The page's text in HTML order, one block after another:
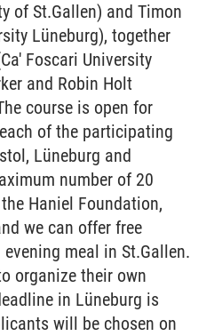
of St.Gallen) and Timon
Lüneburg), together
Foscari University
and Robin Holt
course is open for
of the participating
Lüneburg and
number of 20
Haniel Foundation,
we can offer free
meal in St.Gallen.
organize their own
in Lüneburg is
will be chosen on